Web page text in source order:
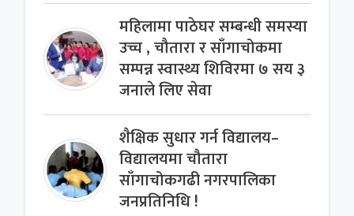
महिलामा पाठेघर सम्बन्धी समस्या
उच्च , चौतारा र साँगाचोकमा
सम्पन्न स्वास्थ्य शिविरमा ७ सय ३
जनाले लिए सेवा
शैक्षिक सुधार गर्न विद्यालय–
विद्यालयमा चौतारा
साँगाचोकगढी नगरपालिका
जनप्रतिनिधि !